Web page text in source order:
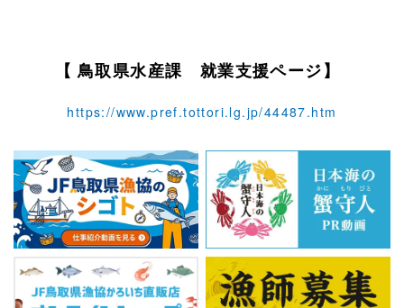
【 鳥取県水産課 就業支援ページ】
https://www.pref.tottori.lg.jp/44487.htm